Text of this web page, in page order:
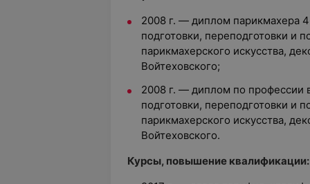
2008 г. — диплом парикмахера
подготовки, переподготовки и
парикмахерского искусства,
Войтеховского;
2008 г. — диплом по профессии
подготовки, переподготовки и
парикмахерского искусства,
Войтеховского.
Курсы, повышение квалификации: